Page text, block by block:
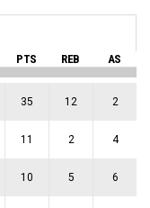
PTS REB AS
35 12 2
11 2 4
10 5 6